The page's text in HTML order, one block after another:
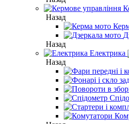
Назад
Назад
Електрика
Назад